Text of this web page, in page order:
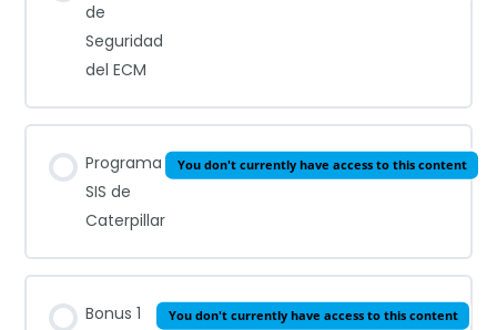
de
Seguridad
del ECM
Programa
SIS de
Caterpillar
You don't currently have access to this content
Bonus 1
You don't currently have access to this content